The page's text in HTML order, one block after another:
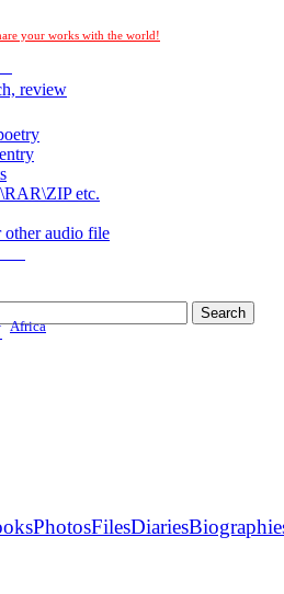
your works with the world!
review
etc.
audio file
Africa
PhotosFilesDiaries